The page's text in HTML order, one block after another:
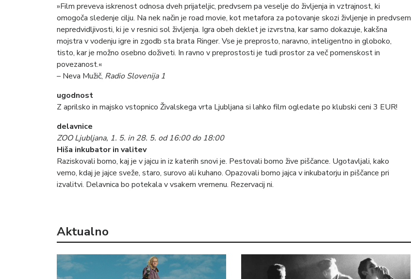
»Film preveva iskrenost odnosa dveh prijateljic, predvsem pa veselje do življenja in vztrajnost, ki
omogoča sledenje cilju. Na nek način je road movie, kot metafora za potovanje skozi življenje in predvsem
nepredvidljivosti, ki je v resnici sol življenja. Igra obeh deklet je izvrstna, kar samo dokazuje, kakšna
mojstra v vodenju igre in zgodb sta brata Ringer. Vse je preprosto, naravno, inteligentno in globoko,
tisto, kar je možno osebno doživeti. In ravno v preprostosti je tudi prostor za več pomenskost in
povezanost.«
– Neva Mužič, Radio Slovenija 1
ugodnost
Z aprilsko in majsko vstopnico Živalskega vrta Ljubljana si lahko film ogledate po klubski ceni 3 EUR!
delavnice
ZOO Ljubljana, 1. 5. in 28. 5. od 16:00 do 18:00
Hiša inkubator in valitev
Raziskovali bomo, kaj je v jajcu in iz katerih snovi je. Pestovali bomo žive piščance. Ugotavljali, kako
vemo, kdaj je jajce sveže, staro, surovo ali kuhano. Opazovali bomo jajca v inkubatorju in piščance pri
izvalitvi. Delavnica bo potekala v vsakem vremenu. Rezervacij ni.
Aktualno